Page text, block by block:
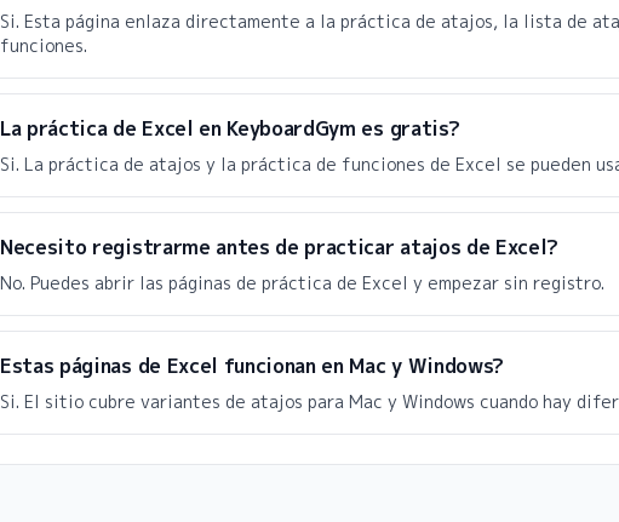
Si. Esta página enlaza directamente a la práctica de atajos, la lista de
funciones.
La práctica de Excel en KeyboardGym es gratis?
Si. La práctica de atajos y la práctica de funciones de Excel se pueden
Necesito registrarme antes de practicar atajos de Excel?
No. Puedes abrir las páginas de práctica de Excel y empezar sin registro.
Estas páginas de Excel funcionan en Mac y Windows?
Si. El sitio cubre variantes de atajos para Mac y Windows cuando hay